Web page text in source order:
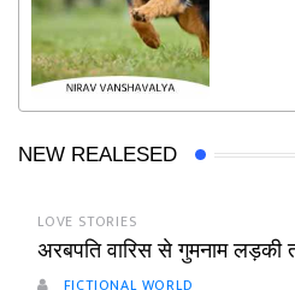
NEW REALESED
LOVE STORIES
अरबपति वारिस से गुमनाम लड़की